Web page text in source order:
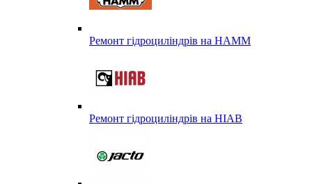
Ремонт гідроциліндрів на HAMM
Ремонт гідроциліндрів на HIAB